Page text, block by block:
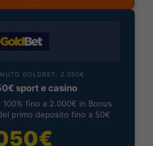
GOLDBET: 2.050€
sport e casino
fino a 2.000€ in Bonus
primo deposito fino a 50€